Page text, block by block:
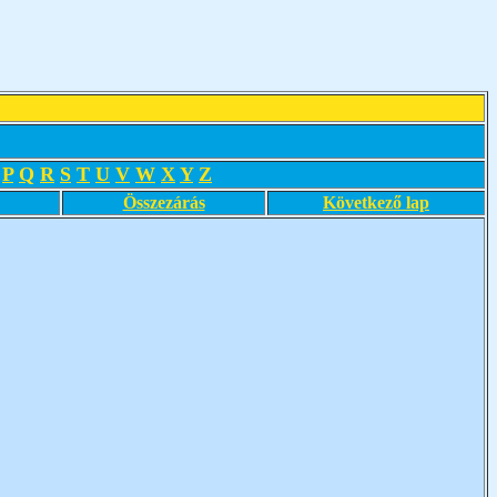
P Q R S T U V W X Y Z
Összezárás Következő lap